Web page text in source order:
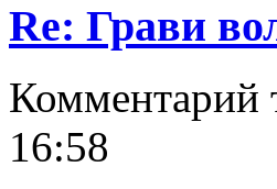
Re: Грави
Комментарий
16:58